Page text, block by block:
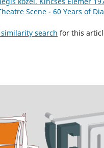
Scene - 60 Years of
search for this